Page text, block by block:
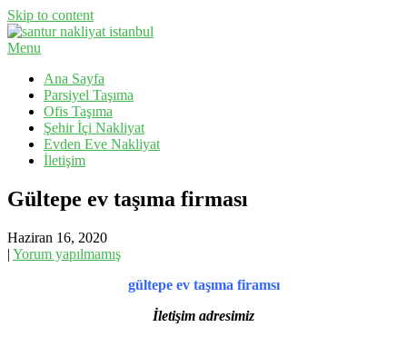
Skip to content
Santur Nakliyat
Menu
Ana Sayfa
Parsiyel Taşıma
Ofis Taşıma
Şehir İçi Nakliyat
Evden Eve Nakliyat
İletişim
Gültepe ev taşıma firması
Haziran 16, 2020
| Yorum yapılmamış
gültepe ev taşıma firamsı
İletişim adresimiz